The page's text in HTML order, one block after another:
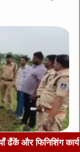
जप्त “नशे से दूरी है
...